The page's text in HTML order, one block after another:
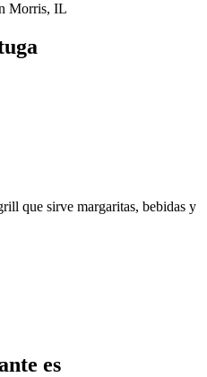
Morris, IL
que sirve margaritas, bebidas y
es